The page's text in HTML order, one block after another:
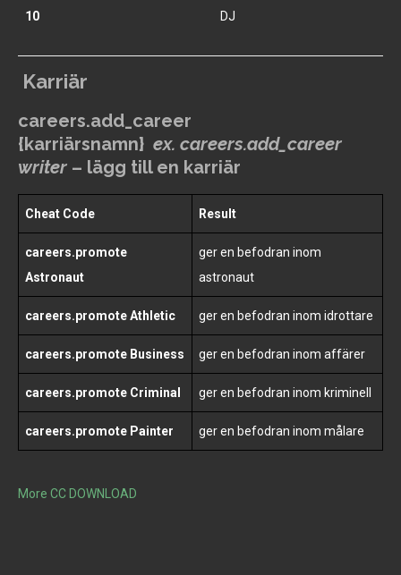
10
DJ
Karriär
careers.add_career
{karriärsnamn} ex. careers.add_career
writer – lägg till en karriär
Cheat Code Result
careers.promote
Astronaut
ger en befodran inom
astronaut
careers.promote Athletic ger en befodran inom idrottare
careers.promote Business ger en befodran inom affärer
careers.promote Criminal ger en befodran inom kriminell
careers.promote Painter ger en befodran inom målare
More CC DOWNLOAD